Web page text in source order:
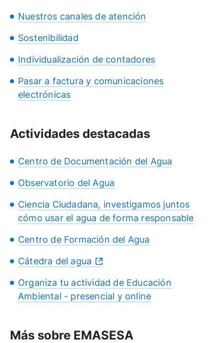
Nuestros canales de atención
Sostenibilidad
Individualización de contadores
Pasar a factura y comunicaciones
electrónicas
Actividades destacadas
Centro de Documentación del Agua
Observatorio del Agua
Ciencia Ciudadana, investigamos juntos
cómo usar el agua de forma responsable
Centro de Formación del Agua
Cátedra del agua
Organiza tu actividad de Educación
Ambiental - presencial y online
Más sobre EMASESA